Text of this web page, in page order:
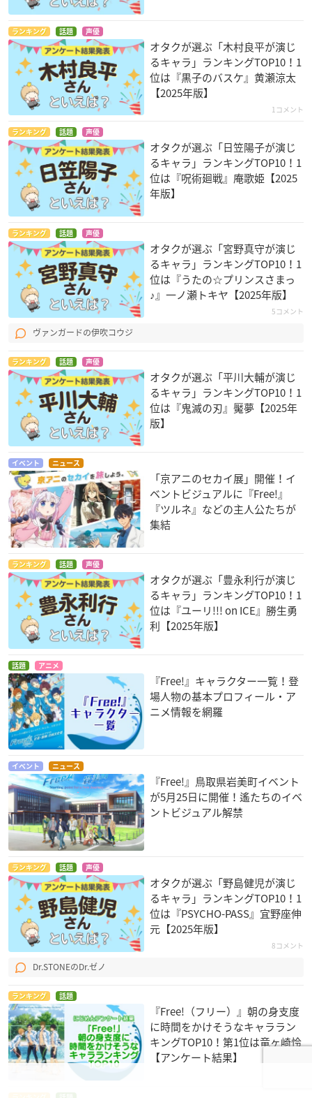
ランキング 話題 声優
オタクが選ぶ「木村良平が演じ
るキャラ」ランキングTOP10！1
位は『黒子のバスケ』黄瀬涼太
【2025年版】
1コメント
ランキング 話題 声優
オタクが選ぶ「日笠陽子が演じ
るキャラ」ランキングTOP10！1
位は『呪術廻戦』庵歌姫【2025
年版】
ランキング 話題 声優
オタクが選ぶ「宮野真守が演じ
るキャラ」ランキングTOP10！1
位は『うたの☆プリンスさまっ
♪』一ノ瀬トキヤ【2025年版】
5コメント
ヴァンガードの伊吹コウジ
ランキング 話題 声優
オタクが選ぶ「平川大輔が演じ
るキャラ」ランキングTOP10！1
位は『鬼滅の刃』魘夢【2025年
版】
イベント ニュース
「京アニのセカイ展」開催！イ
ベントビジュアルに『Free!』
『ツルネ』などの主人公たちが
集結
ランキング 話題 声優
オタクが選ぶ「豊永利行が演じ
るキャラ」ランキングTOP10！1
位は『ユーリ!!! on ICE』勝生勇
利【2025年版】
話題 アニメ
『Free!』キャラクター一覧！登
場人物の基本プロフィール・ア
ニメ情報を網羅
イベント ニュース
『Free!』鳥取県岩美町イベント
が5月25日に開催！遙たちのイベ
ントビジュアル解禁
ランキング 話題 声優
オタクが選ぶ「野島健児が演じ
るキャラ」ランキングTOP10！1
位は『PSYCHO-PASS』宜野座伸
元【2025年版】
8コメント
Dr.STONEのDr.ゼノ
ランキング 話題
『Free!（フリー）』朝の身支度
に時間をかけそうなキャララン
キングTOP10！第1位は竜ヶ崎怜
【アンケート結果】